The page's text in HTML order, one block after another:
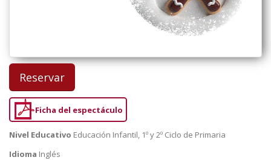
Reservar
Ficha del espectáculo
Nivel Educativo Educación Infantil, 1º y 2º Ciclo de Primaria
Idioma Inglés